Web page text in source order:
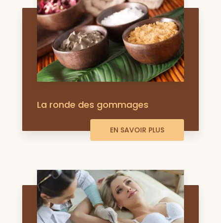
La ronde des gommages
EN SAVOIR PLUS